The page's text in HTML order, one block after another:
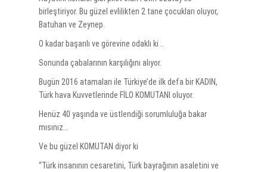
birleştiriyor. Bu güzel evlilikten 2 tane çocukları oluyor,
Batuhan ve Zeynep.
O kadar başarılı ve görevine odaklı ki ..
Sonunda çabalarının karşılığını alıyor.
Bugün 2016 atamaları ile Türkiye’de ilk defa bir KADIN,
Türk hava Kuvvetlerinde FİLO KOMUTANI oluyor.
Henüz 40 yaşında ve üstlendiği sorumluluğa bakar
mısınız…
Ve bu güzel KOMUTAN diyor ki
“Türk insanının cesaretini, Türk bayrağının asaletini ve